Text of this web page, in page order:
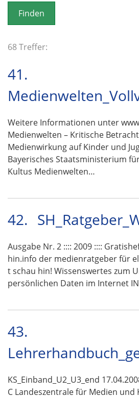
o
n
68 Treffer:
41.
Weitere Informationen unter
Medienwelten – Kritische
Medienwirkung auf Kinder und
Bayerisches Staatsministerium
Kultus Medienwelten…
42.
Ausgabe Nr. 2 :::: 2009 ::::
hin.info der medienratgeber für
t schau hin! Wissenswertes zum
persönlichen Daten im Internet
43.
KS_Einband_U2_U3_end
C Landeszentrale für Medien